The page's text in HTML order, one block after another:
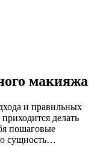
макияжа
и правильных
делать
пошаговые
сущность…